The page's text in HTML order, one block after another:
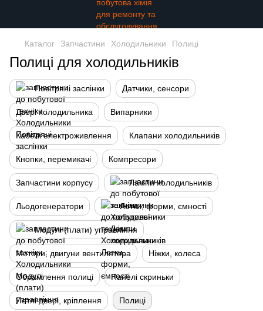
Каталог Запчастини Холодильники Полиці
Полиці для холодильників
Повітряні заслінки Датчики, сенсори
Двері холодильника Випарники
Кабелі електроживлення Клапани холодильників
Кнопки, перемикачі Компресори
Запчастини корпусу Лампи холодильників
Льодогенератори Лотки, форми, ємності
Модулі (плати) управління
Мотори, двигуни вентилятора Ніжки, колеса
Обрамлення полиці Панелі скриньки
Петлі двері, кріплення Полиці